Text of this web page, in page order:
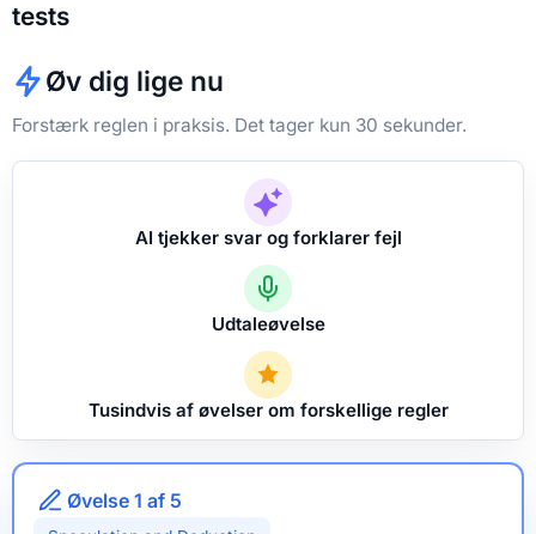
tests
Øv dig lige nu
Forstærk reglen i praksis. Det tager kun 30 sekunder.
AI tjekker svar og forklarer fejl
Udtaleøvelse
Tusindvis af øvelser om forskellige regler
Øvelse 1 af 5